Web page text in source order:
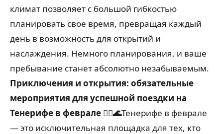
климат позволяет с большой гибкостью
планировать свое время, превращая каждый
день в возможность для открытий и
наслаждения. Немного планирования, и ваше
пребывание станет абсолютно незабываемым.
Приключения и открытия: обязательные
мероприятия для успешной поездки на
Тенерифе в феврале 🚶‍♀️🌊Тенерифе в феврале
— это исключительная площадка для тех, кто